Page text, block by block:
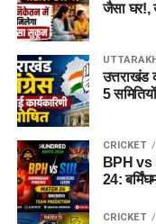
जैसा घर!,
उत्तराखंड
5
CRICKET
BPH
24:
CRICKET